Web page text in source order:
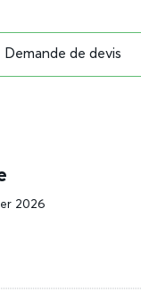
Demande de devis
2026